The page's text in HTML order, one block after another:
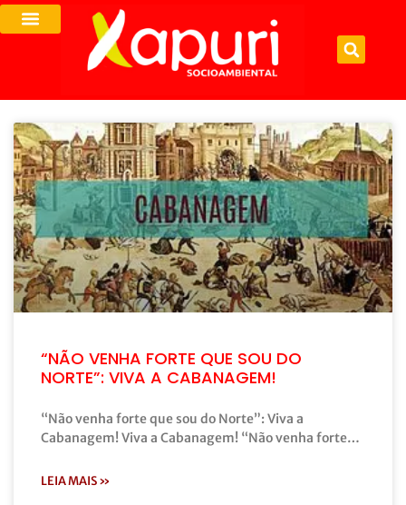
“NÃO VENHA FORTE QUE SOU DO
NORTE”: VIVA A CABANAGEM!
“Não venha forte que sou do Norte”: Viva a
Cabanagem! Viva a Cabanagem! “Não venha forte…
LEIA MAIS »